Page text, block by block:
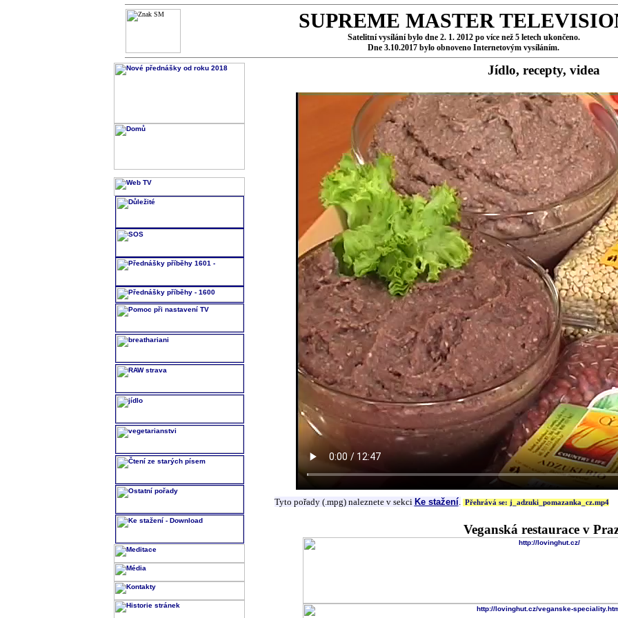
SUPREME MASTER
Satelitní vysílání bylo dne 2. 1. 2012 po více než 5 letech ukončeno.
Dne 3.10.2017 bylo obnoveno Internetovým vysíláním.
Jídlo, recepty, videa
Tyto pořady (.mpg) naleznete v sekci Ke stažení. Přehrává se: j_adzuki_pomazanka_cz.mp4
Veganská restaurace v